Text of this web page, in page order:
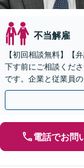
不当解雇
【初回相談無料】【
下す前にご相談くだ
です。企業と従業員
償請求など幅広く対
電話でお問